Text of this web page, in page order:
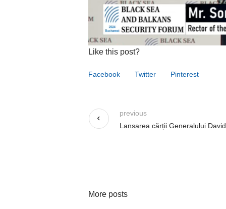
Like this post?
Facebook Twitter Pinterest
Lansarea cărții Generalului
previous
More posts